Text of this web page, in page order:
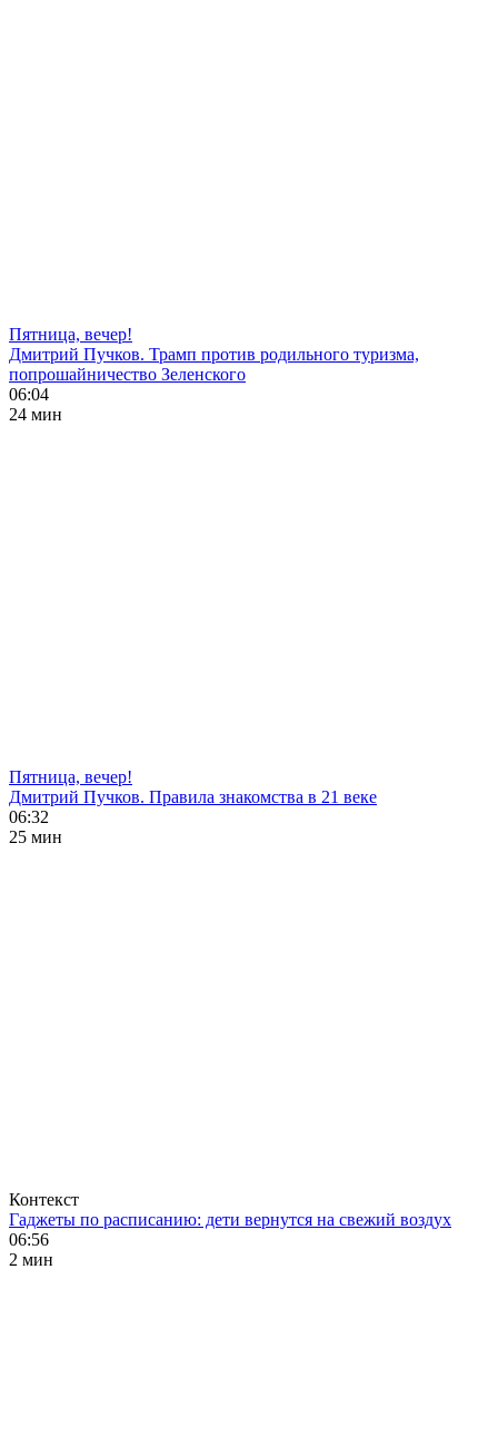
Пятница, вечер!
Дмитрий Пучков. Трамп против родильного туризма,
попрошайничество Зеленского
06:04
24 мин
Пятница, вечер!
Дмитрий Пучков. Правила знакомства в 21 веке
06:32
25 мин
Контекст
Гаджеты по расписанию: дети вернутся на свежий воздух
06:56
2 мин